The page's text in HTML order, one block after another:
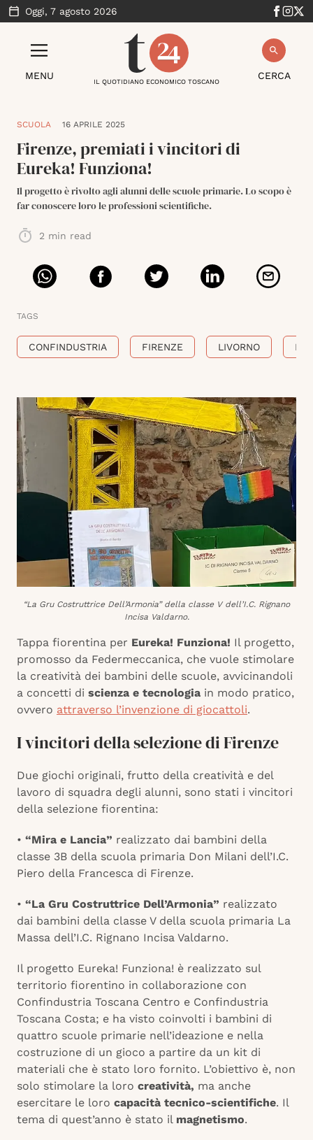
Oggi, 7 agosto 2026
MENU CERCA
IL QUOTIDIANO ECONOMICO TOSCANO
SCUOLA 16 APRILE 2025
Firenze, premiati i vincitori di
Eureka! Funziona!
Il progetto è rivolto agli alunni delle scuole primarie. Lo scopo è
far conoscere loro le professioni scientifiche.
2 min read
TAGS
CONFINDUSTRIA FIRENZE LIVORNO
“La Gru Costruttrice Dell’Armonia” della classe V dell’I.C. Rignano
Incisa Valdarno.
Tappa fiorentina per Eureka! Funziona! Il progetto,
promosso da Federmeccanica, che vuole stimolare
la creatività dei bambini delle scuole, avvicinandoli
a concetti di scienza e tecnologia in modo pratico,
ovvero attraverso l’invenzione di giocattoli.
I vincitori della selezione di Firenze
Due giochi originali, frutto della creatività e del
lavoro di squadra degli alunni, sono stati i vincitori
della selezione fiorentina:
• “Mira e Lancia” realizzato dai bambini della
classe 3B della scuola primaria Don Milani dell’I.C.
Piero della Francesca di Firenze.
• “La Gru Costruttrice Dell’Armonia” realizzato
dai bambini della classe V della scuola primaria La
Massa dell’I.C. Rignano Incisa Valdarno.
Il progetto Eureka! Funziona! è realizzato sul
territorio fiorentino in collaborazione con
Confindustria Toscana Centro e Confindustria
Toscana Costa; e ha visto coinvolti i bambini di
quattro scuole primarie nell’ideazione e nella
costruzione di un gioco a partire da un kit di
materiali che è stato loro fornito. L’obiettivo è, non
solo stimolare la loro creatività, ma anche
esercitare le loro capacità tecnico-scientifiche. Il
tema di quest’anno è stato il magnetismo.